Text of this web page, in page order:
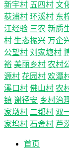
新宇村 五四村 文
荻浦村 环溪村 东
江经验 三农 新质
村 生态振兴 万企
公望村 刘家塘村
裕 美丽乡村 农村
源村 花园村 欢潭
溪口村 佛山村 农
镇 谢径安 乡村治
家墩村 二都村 双
家坞村 石舍村 芦
首页